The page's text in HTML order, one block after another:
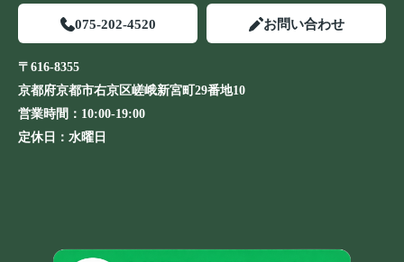
075-202-4520 お問い合わせ
〒616-8355
京都府京都市右京区嵯峨新宮町29番地10
営業時間： 10:00-19:00
定休日： 水曜日